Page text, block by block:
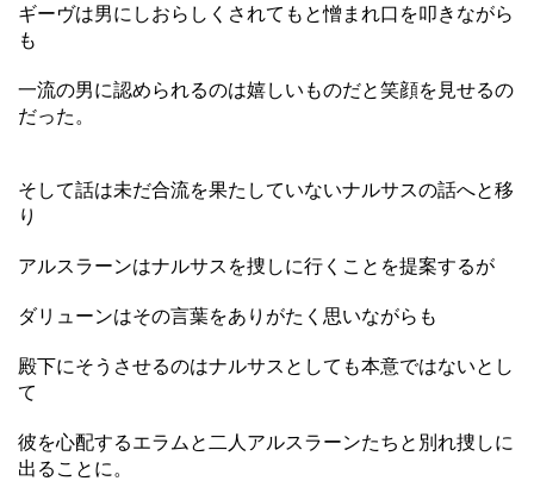
ギーヴは男にしおらしくされてもと憎まれ口を叩きながら
も
一流の男に認められるのは嬉しいものだと笑顔を見せるの
だった。
そして話は未だ合流を果たしていないナルサスの話へと移
り
アルスラーンはナルサスを捜しに行くことを提案するが
ダリューンはその言葉をありがたく思いながらも
殿下にそうさせるのはナルサスとしても本意ではないとし
て
彼を心配するエラムと二人アルスラーンたちと別れ捜しに
出ることに。